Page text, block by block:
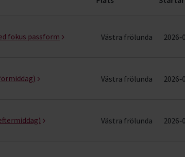
fokus passform Västra frölunda 2026-
Västra frölunda 2026-
Västra frölunda 2026-